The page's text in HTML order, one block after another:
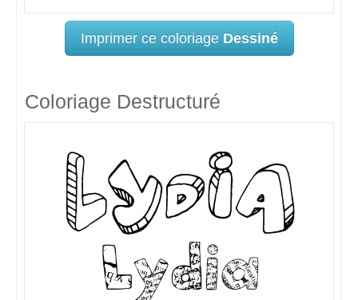
Imprimer ce coloriage Dessiné
Coloriage Destructuré